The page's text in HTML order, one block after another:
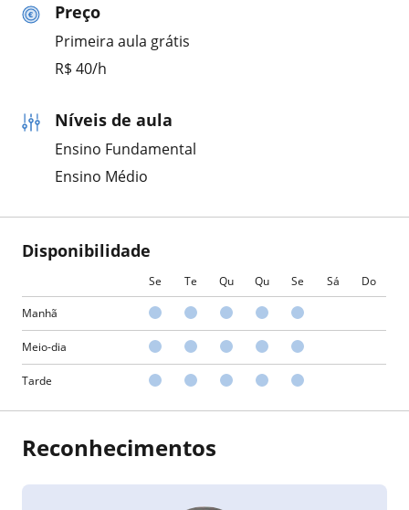
Preço
Primeira aula grátis
R$ 40/h
Níveis de aula
Ensino Fundamental
Ensino Médio
Disponibilidade
Se Te Qu Qu Se Sá Do
Manhã
Meio-dia
Tarde
Reconhecimentos